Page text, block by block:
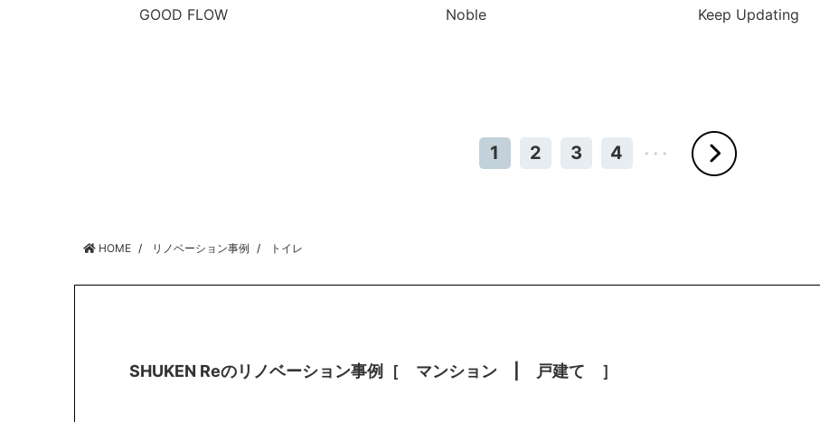
GOOD FLOW Noble Keep Updating
1 2 3 4 ・・・
HOME リノベーション事例 トイレ
SHUKEN Reのリノベーション事例 ［ マンション | 戸建て ］